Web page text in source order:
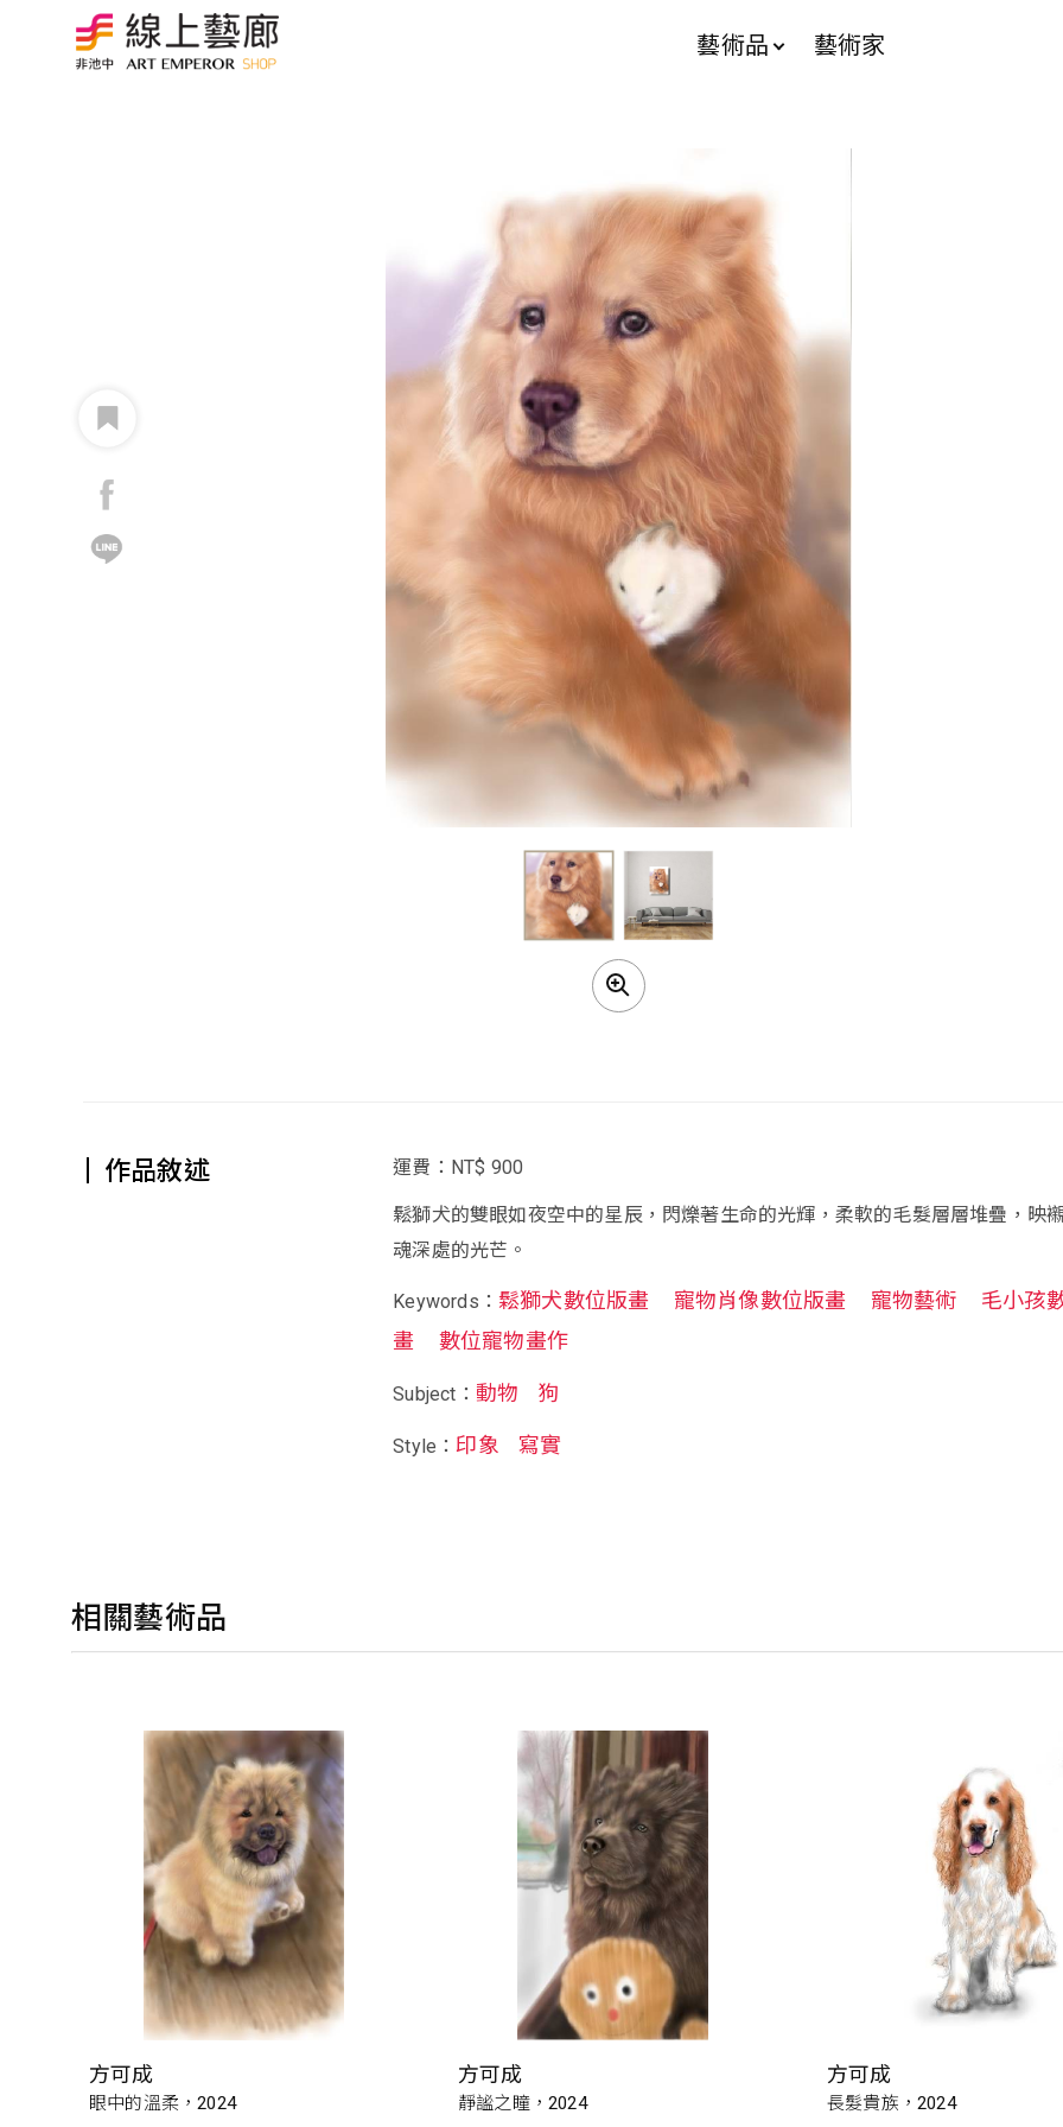
藝術品 藝術家
作品敘述 運費：NT$ 900
鬆獅犬的雙眼如夜空中的星辰，閃爍著生命的光輝，柔軟的毛髮層層堆疊，映
魂深處的光芒。
Keywords：鬆獅犬數位版畫 寵物肖像數位版畫 寵物藝術
毛小孩
畫
數位寵物畫作
Subject： 動物 狗
Style：印象 寫實
相關藝術品
方可成
眼中的溫柔，2024
方可成
靜謐之瞳，2024
方可成
長髮貴族，2024